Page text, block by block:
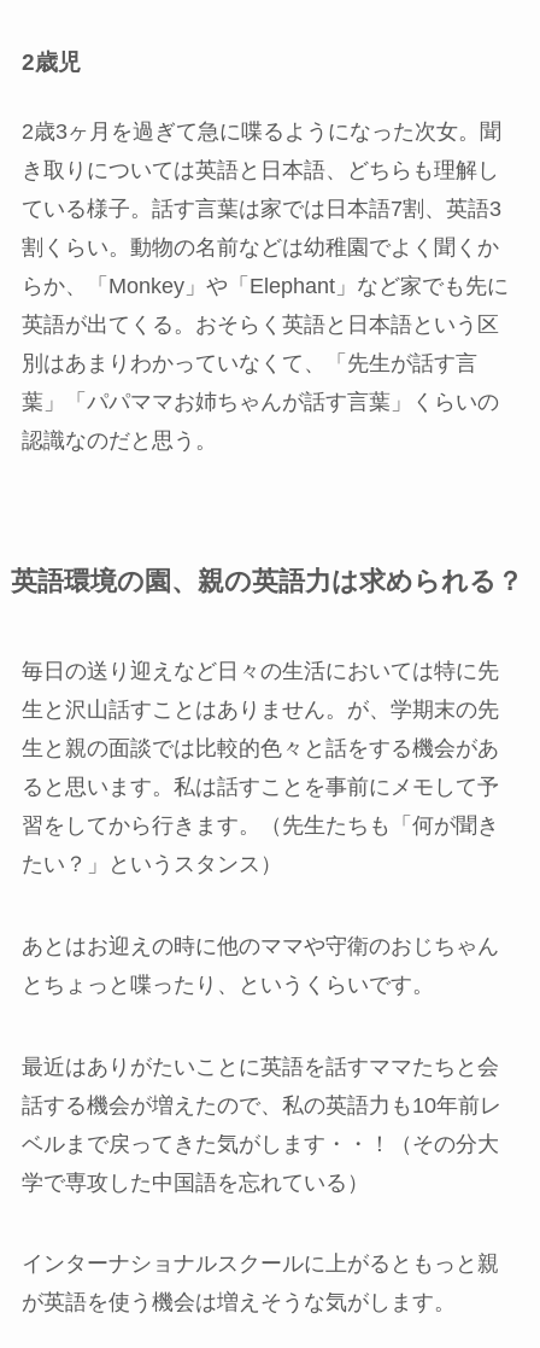
2歳児
2歳3ヶ月を過ぎて急に喋るようになった次女。聞
き取りについては英語と日本語、どちらも理解し
ている様子。話す言葉は家では日本語7割、英語3
割くらい。動物の名前などは幼稚園でよく聞くか
らか、「Monkey」や「Elephant」など家でも先に
英語が出てくる。おそらく英語と日本語という区
別はあまりわかっていなくて、「先生が話す言
葉」「パパママお姉ちゃんが話す言葉」くらいの
認識なのだと思う。
英語環境の園、親の英語力は求められる？
毎日の送り迎えなど日々の生活においては特に先
生と沢山話すことはありません。が、学期末の先
生と親の面談では比較的色々と話をする機会があ
ると思います。私は話すことを事前にメモして予
習をしてから行きます。（先生たちも「何が聞き
たい？」というスタンス）
あとはお迎えの時に他のママや守衛のおじちゃん
とちょっと喋ったり、というくらいです。
最近はありがたいことに英語を話すママたちと会
話する機会が増えたので、私の英語力も10年前レ
ベルまで戻ってきた気がします・・！（その分大
学で専攻した中国語を忘れている）
インターナショナルスクールに上がるともっと親
が英語を使う機会は増えそうな気がします。